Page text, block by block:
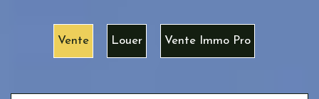
Vente Louer Vente Immo Pro